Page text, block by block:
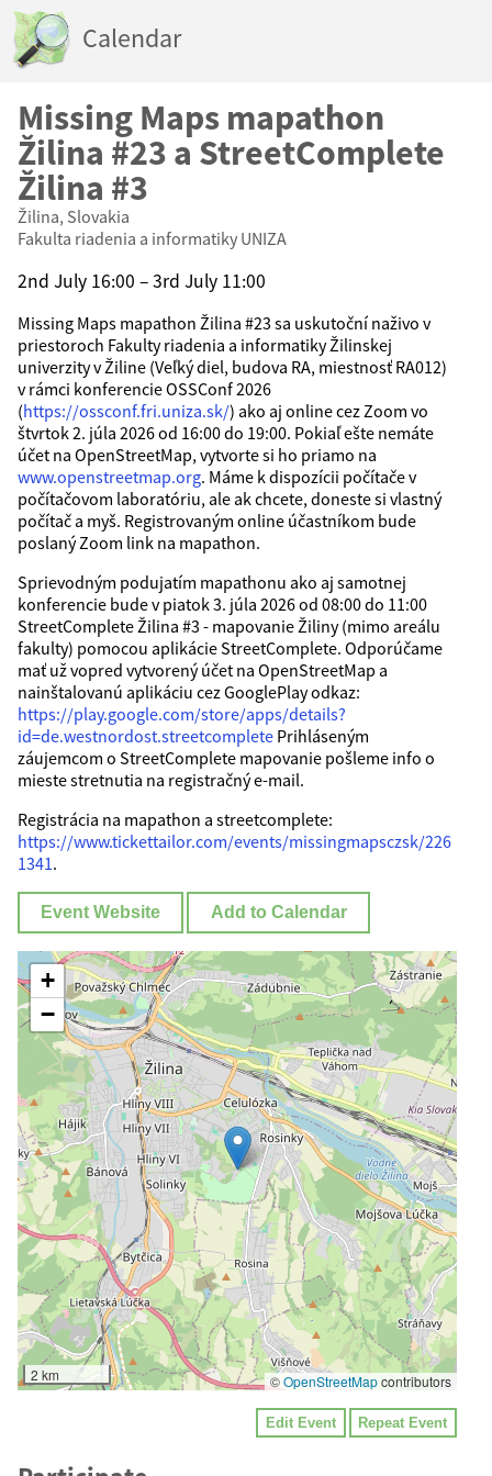
Calendar
Missing Maps mapathon
Žilina #23 a StreetComplete
Žilina #3
Žilina, Slovakia
Fakulta riadenia a informatiky UNIZA
2nd July 16:00 – 3rd July 11:00
Missing Maps mapathon Žilina #23 sa uskutoční naživo v
priestoroch Fakulty riadenia a informatiky Žilinskej
univerzity v Žiline (Veľký diel, budova RA, miestnosť RA012)
v rámci konferencie OSSConf 2026
(https://ossconf.fri.uniza.sk/) ako aj online cez Zoom vo
štvrtok 2. júla 2026 od 16:00 do 19:00. Pokiaľ ešte nemáte
účet na OpenStreetMap, vytvorte si ho priamo na
www.openstreetmap.org. Máme k dispozícii počítače v
počítačovom laboratóriu, ale ak chcete, doneste si vlastný
počítač a myš. Registrovaným online účastníkom bude
poslaný Zoom link na mapathon.
Sprievodným podujatím mapathonu ako aj samotnej
konferencie bude v piatok 3. júla 2026 od 08:00 do 11:00
StreetComplete Žilina #3 - mapovanie Žiliny (mimo areálu
fakulty) pomocou aplikácie StreetComplete. Odporúčame
mať už vopred vytvorený účet na OpenStreetMap a
nainštalovanú aplikáciu cez GooglePlay odkaz:
https://play.google.com/store/apps/details?
id=de.westnordost.streetcomplete Prihláseným
záujemcom o StreetComplete mapovanie pošleme info o
mieste stretnutia na registračný e-mail.
Registrácia na mapathon a streetcomplete:
https://www.tickettailor.com/events/missingmapsczsk/226
1341.
Event Website Add to Calendar
+
−
2 km ©OpenStreetMapcontributors
Edit Event Repeat Event